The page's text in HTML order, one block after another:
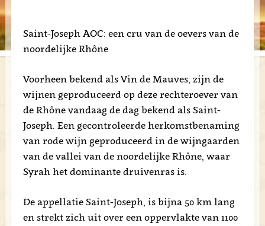
Saint-Joseph AOC: een cru van de oevers van de
noordelijke Rhône
Voorheen bekend als Vin de Mauves, zijn de
wijnen geproduceerd op deze rechteroever van
de Rhône vandaag de dag bekend als Saint-
Joseph. Een gecontroleerde herkomstbenaming
van rode wijn geproduceerd in de wijngaarden
van de vallei van de noordelijke Rhône, waar
Syrah het dominante druivenras is.
De appellatie Saint-Joseph, is bijna 50 km lang
en strekt zich uit over een oppervlakte van 1100